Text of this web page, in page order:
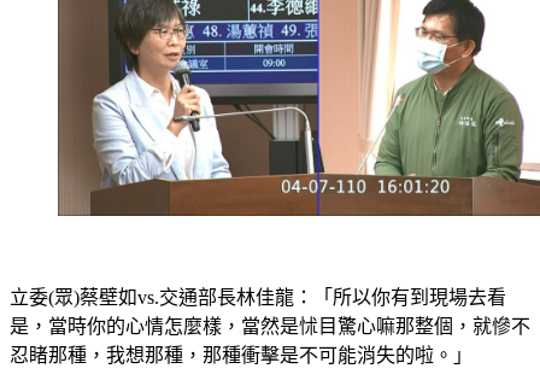
立委(眾)蔡壁如vs.交通部長林佳龍：「所以你有到現場去看
是，當時你的心情怎麼樣，當然是怵目驚心嘛那整個，就慘不